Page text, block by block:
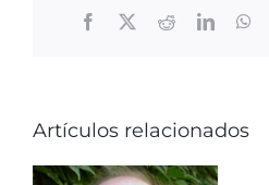
Facebook
X RedditLinkedIn
Artículos relacionados